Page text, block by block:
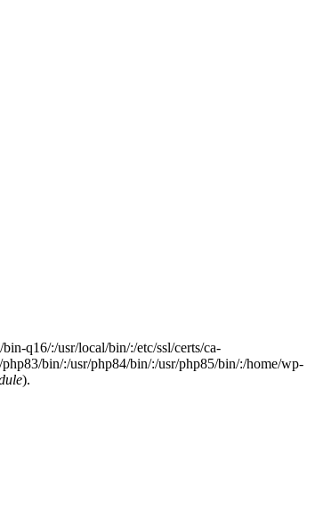
q16/:/usr/local/bin/:/etc/ssl/certs/ca-
bin/:/usr/php84/bin/:/usr/php85/bin/:/home/wp-
).